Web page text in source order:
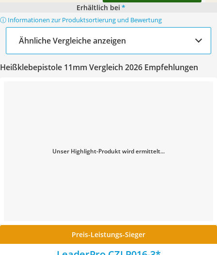
Erhältlich bei *
ⓘ Informationen zur Produktsortierung und Bewertung
Ähnliche Vergleiche anzeigen
Heißklebepistole 11mm Vergleich 2026 Empfehlungen
Unser Highlight-Produkt wird ermittelt...
Preis-Leistungs-Sieger